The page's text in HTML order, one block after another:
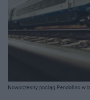
Nowoczesny pociąg Pendolino w